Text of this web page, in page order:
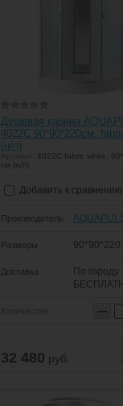
Душевая кабина
4022C 90*90*220см.
(н/п)
4022C fabric white,
см (н/п)
Добавить к сравнению
Производитель
Размеры 90*90*220
Доставка
По городу
−
32 480 руб.